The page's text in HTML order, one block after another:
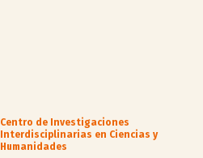
Centro de Investigaciones
Interdisciplinarias en Ciencias y
Humanidades